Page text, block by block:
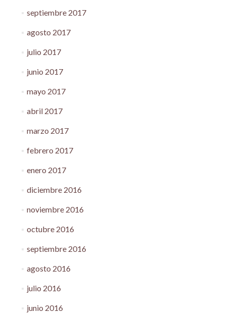
septiembre 2017
agosto 2017
julio 2017
junio 2017
mayo 2017
abril 2017
marzo 2017
febrero 2017
enero 2017
diciembre 2016
noviembre 2016
octubre 2016
septiembre 2016
agosto 2016
julio 2016
junio 2016